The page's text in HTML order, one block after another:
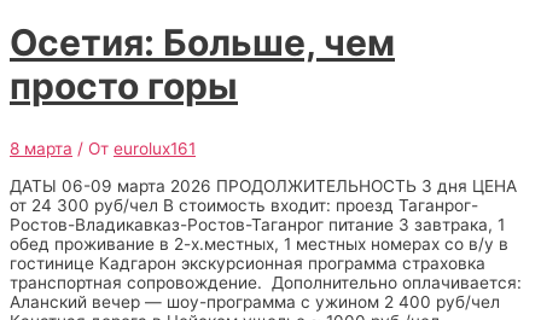
Осетия: Больше, чем
просто горы
8 марта / От eurolux161
ДАТЫ 06-09 марта 2026 ПРОДОЛЖИТЕЛЬНОСТЬ 3 дня ЦЕНА
от 24 300 руб/чел В стоимость входит: проезд Таганрог-
Ростов-Владикавказ-Ростов-Таганрог питание 3 завтрака, 1
обед проживание в 2-х.местных, 1 местных номерах со в/у в
гостинице Кадгарон экскурсионная программа страховка
транспортная сопровождение. Дополнительно оплачивается:
Аланский вечер — шоу-программа с ужином 2 400 руб/чел